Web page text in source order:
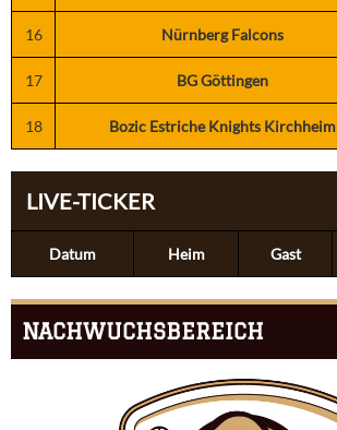
16 Nürnberg Falcons
17 BG Göttingen
18 Bozic Estriche Knights Kirchheim
LIVE-TICKER
Datum Heim Gast
NACHWUCHSBEREICH